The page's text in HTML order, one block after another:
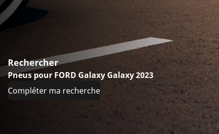
Rechercher
Pneus pour FORD Galaxy Galaxy 2023
Compléter ma recherche